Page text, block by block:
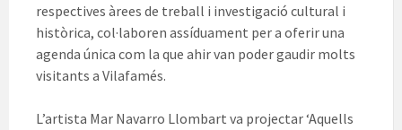
respectives àrees de treball i investigació cultural i
històrica, col·laboren assíduament per a oferir una
agenda única com la que ahir van poder gaudir molts
visitants a Vilafamés.
L’artista Mar Navarro Llombart va projectar ‘Aquells